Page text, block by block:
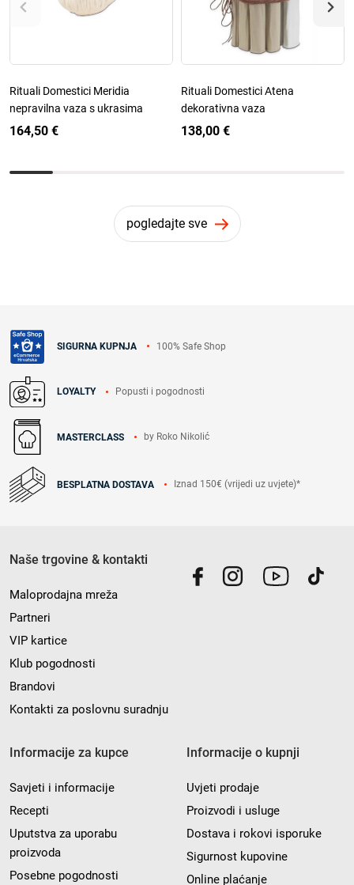
Rituali Domestici Meridia
nepravilna vaza s ukrasima
164,50 €
Rituali Domestici Atena
dekorativna vaza
138,00 €
pogledajte sve
SIGURNA KUPNJA 100% Safe Shop
LOYALTY Popusti i pogodnosti
MASTERCLASS by Roko Nikolić
BESPLATNA DOSTAVA Iznad 150€ (vrijedi uz uvjete)*
Naše trgovine & kontakti
Maloprodajna mreža
Partneri
VIP kartice
Klub pogodnosti
Brandovi
Kontakti za poslovnu suradnju
Informacije za kupce
Savjeti i informacije
Recepti
Uputstva za uporabu
proizvoda
Posebne pogodnosti
Informacije o kupnji
Uvjeti prodaje
Proizvodi i usluge
Dostava i rokovi isporuke
Sigurnost kupovine
Online plaćanje